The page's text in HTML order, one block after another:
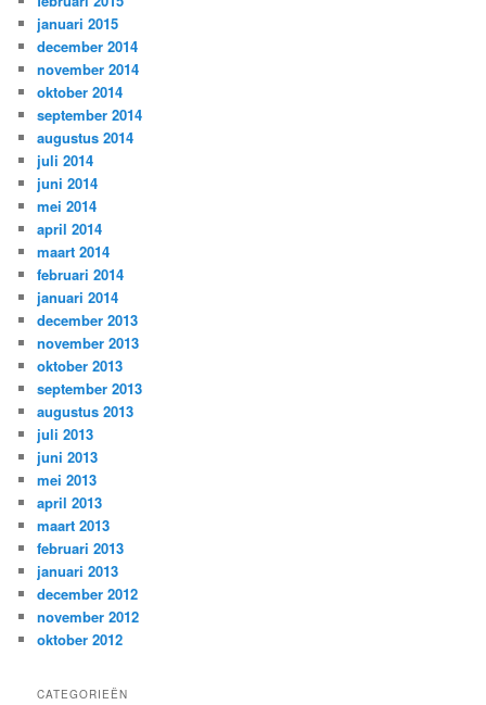
januari 2015
december 2014
november 2014
oktober 2014
september 2014
augustus 2014
juli 2014
juni 2014
mei 2014
april 2014
maart 2014
februari 2014
januari 2014
december 2013
november 2013
oktober 2013
september 2013
augustus 2013
juli 2013
juni 2013
mei 2013
april 2013
maart 2013
februari 2013
januari 2013
december 2012
november 2012
oktober 2012
CATEGORIEËN